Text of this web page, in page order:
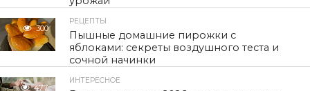
300
РЕЦЕПТЫ
Пышные домашние пирожки с
яблоками: секреты воздушного теста и
сочной начинки
477
ИНТЕРЕСНОЕ